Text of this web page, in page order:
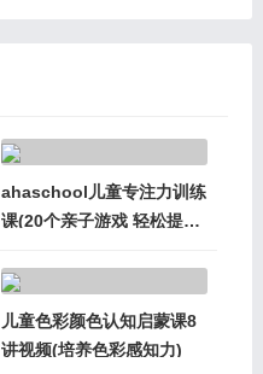
ahaschool儿童专注力训练
课(20个亲子游戏 轻松提升
儿童色彩颜色认知启蒙课8
讲视频(培养色彩感知力)